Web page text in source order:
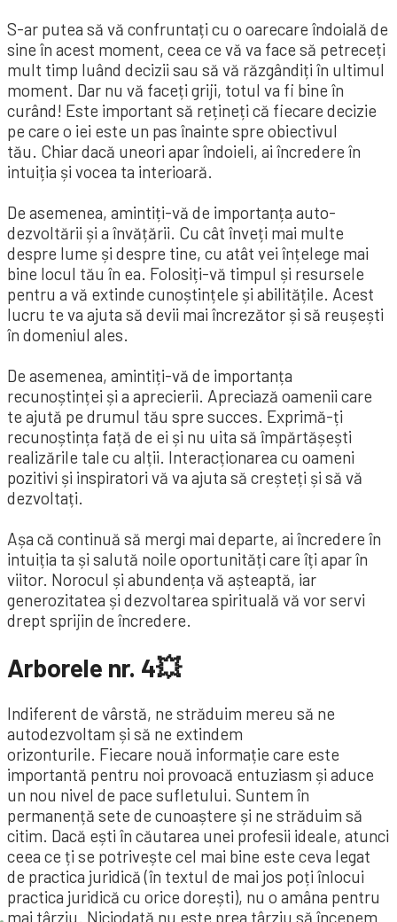
S-ar putea să vă confruntați cu o oarecare îndoială de
sine în acest moment, ceea ce vă va face să petreceți
mult timp luând decizii sau să vă răzgândiți în ultimul
moment. Dar nu vă faceți griji, totul va fi bine în
curând! Este important să rețineți că fiecare decizie
pe care o iei este un pas înainte spre obiectivul
tău. Chiar dacă uneori apar îndoieli, ai încredere în
intuiția și vocea ta interioară.
De asemenea, amintiți-vă de importanța auto-
dezvoltării și a învățării. Cu cât înveți mai multe
despre lume și despre tine, cu atât vei înțelege mai
bine locul tău în ea. Folosiți-vă timpul și resursele
pentru a vă extinde cunoștințele și abilitățile. Acest
lucru te va ajuta să devii mai încrezător și să reușești
în domeniul ales.
De asemenea, amintiți-vă de importanța
recunoștinței și a aprecierii. Apreciază oamenii care
te ajută pe drumul tău spre succes. Exprimă-ți
recunoștința față de ei și nu uita să împărtășești
realizările tale cu alții. Interacționarea cu oameni
pozitivi și inspiratori vă va ajuta să creșteți și să vă
dezvoltați.
Așa că continuă să mergi mai departe, ai încredere în
intuiția ta și salută noile oportunități care îți apar în
viitor. Norocul și abundența vă așteaptă, iar
generozitatea și dezvoltarea spirituală vă vor servi
drept sprijin de încredere.
Arborele nr. 4💥
Indiferent de vârstă, ne străduim mereu să ne
autodezvoltam și să ne extindem
orizonturile. Fiecare nouă informație care este
importantă pentru noi provoacă entuziasm și aduce
un nou nivel de pace sufletului. Suntem în
permanență sete de cunoaștere și ne străduim să
citim. Dacă ești în căutarea unei profesii ideale, atunci
ceea ce ți se potrivește cel mai bine este ceva legat
de practica juridică (în textul de mai jos poți înlocui
practica juridică cu orice dorești), nu o amâna pentru
mai târziu. Niciodată nu este prea târziu să începem